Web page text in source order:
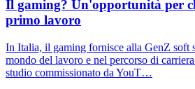
Il gaming? Un'opportunità per
primo lavoro
In Italia, il gaming fornisce alla GenZ soft
mondo del lavoro e nel percorso di
studio commissionato da YouT…